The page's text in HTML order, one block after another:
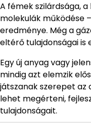
A fémek szilárdsága,
molekulák működése
eredménye. Még a
eltérő tulajdonságai is
Egy új anyag vagy
mindig azt elemzik
játszanak szerepet
lehet megérteni,
tulajdonságait.